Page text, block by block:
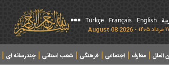
English
Français
Türkçe
الملل معارف اجتماعی فرهنگی شعب استانی چندرسانه ای